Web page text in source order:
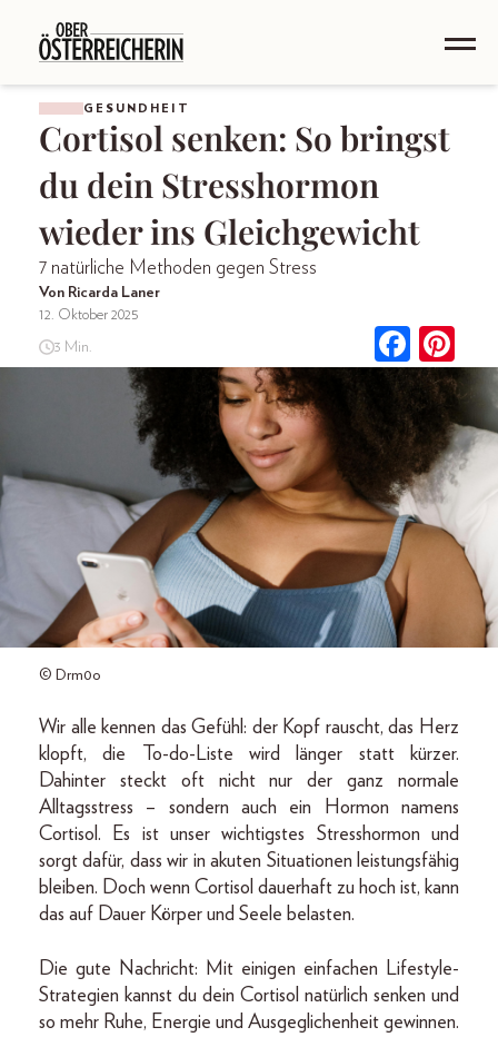
GESUNDHEIT
Cortisol senken: So bringst
du dein Stresshormon
wieder ins Gleichgewicht
7 natürliche Methoden gegen Stress
Von Ricarda Laner
12. Oktober 2025
3 Min.
© Drm0o
Wir alle kennen das Gefühl: der Kopf rauscht, das Herz
klopft, die To-do-Liste wird länger statt kürzer.
Dahinter steckt oft nicht nur der ganz normale
Alltagsstress – sondern auch ein Hormon namens
Cortisol. Es ist unser wichtigstes Stresshormon und
sorgt dafür, dass wir in akuten Situationen leistungsfähig
bleiben. Doch wenn Cortisol dauerhaft zu hoch ist, kann
das auf Dauer Körper und Seele belasten.
Die gute Nachricht: Mit einigen einfachen Lifestyle-
Strategien kannst du dein Cortisol natürlich senken und
so mehr Ruhe, Energie und Ausgeglichenheit gewinnen.